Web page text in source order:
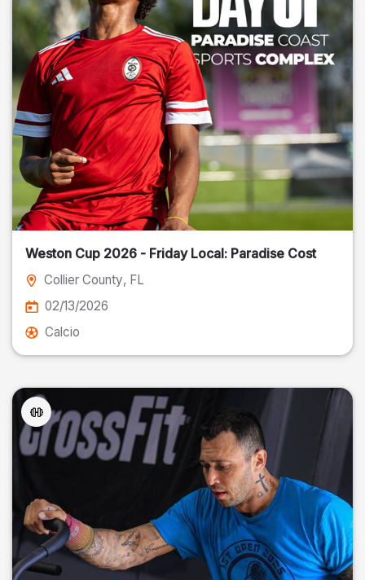
Weston Cup 2026 - Friday Local: Paradise Cost
Collier County, FL
02/13/2026
Calcio